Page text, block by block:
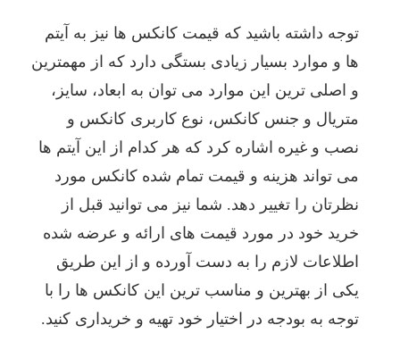
توجه داشته باشید که قیمت کانکس ها نیز به آیتم
ها و موارد بسیار زیادی بستگی دارد که از مهمترین
و اصلی ترین این موارد می توان به ابعاد، سایز،
متریال و جنس کانکس، نوع کاربری کانکس و
نصب و غیره اشاره کرد که هر کدام از این آیتم ها
می تواند هزینه و قیمت تمام شده کانکس مورد
نظرتان را تغییر دهد. شما نیز می توانید قبل از
خرید خود در مورد قیمت های ارائه و عرضه شده
اطلاعات لازم را به دست آورده و از این طریق
یکی از بهترین و مناسب ترین این کانکس ها را با
توجه به بودجه در اختیار خود تهیه و خریداری کنید.